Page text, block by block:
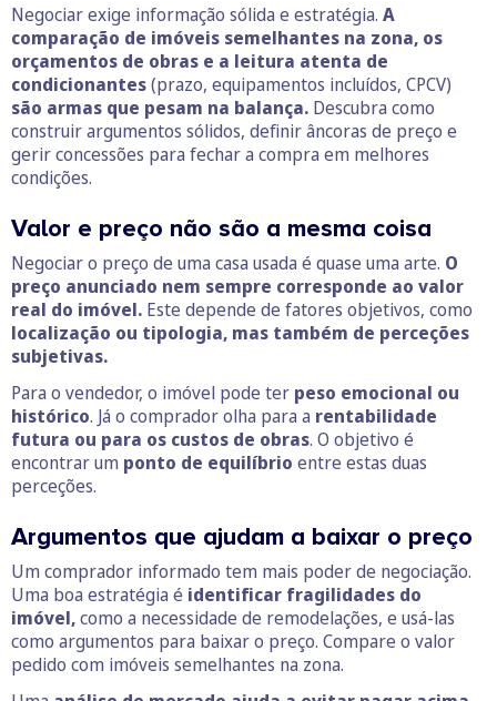
Negociar exige informação sólida e estratégia. A
comparação de imóveis semelhantes na zona, os
orçamentos de obras e a leitura atenta de
condicionantes(prazo, equipamentos incluídos, CPCV)
são armas que pesam na balança. Descubra como
construir argumentos sólidos, definir âncoras de preço e
gerir concessões para fechar a compra em melhores
condições.
Valor e preço não são a mesma coisa
Negociar o preço de uma casa usada é quase uma arte. O
preço anunciado nem sempre corresponde ao valor
real do imóvel. Este depende de fatores objetivos, como
localização ou tipologia, mas também de perceções
subjetivas.
Para o vendedor, o imóvel pode ter peso emocional ou
histórico. Já o comprador olha para a rentabilidade
futura ou para os custos de obras. O objetivo é
encontrar um ponto de equilíbrio entre estas duas
perceções.
Argumentos que ajudam a baixar o preço
Um comprador informado tem mais poder de negociação.
Uma boa estratégia é identificar fragilidades do
imóvel,como a necessidade de remodelações, e usá-las
como argumentos para baixar o preço. Compare o valor
pedido com imóveis semelhantes na zona.